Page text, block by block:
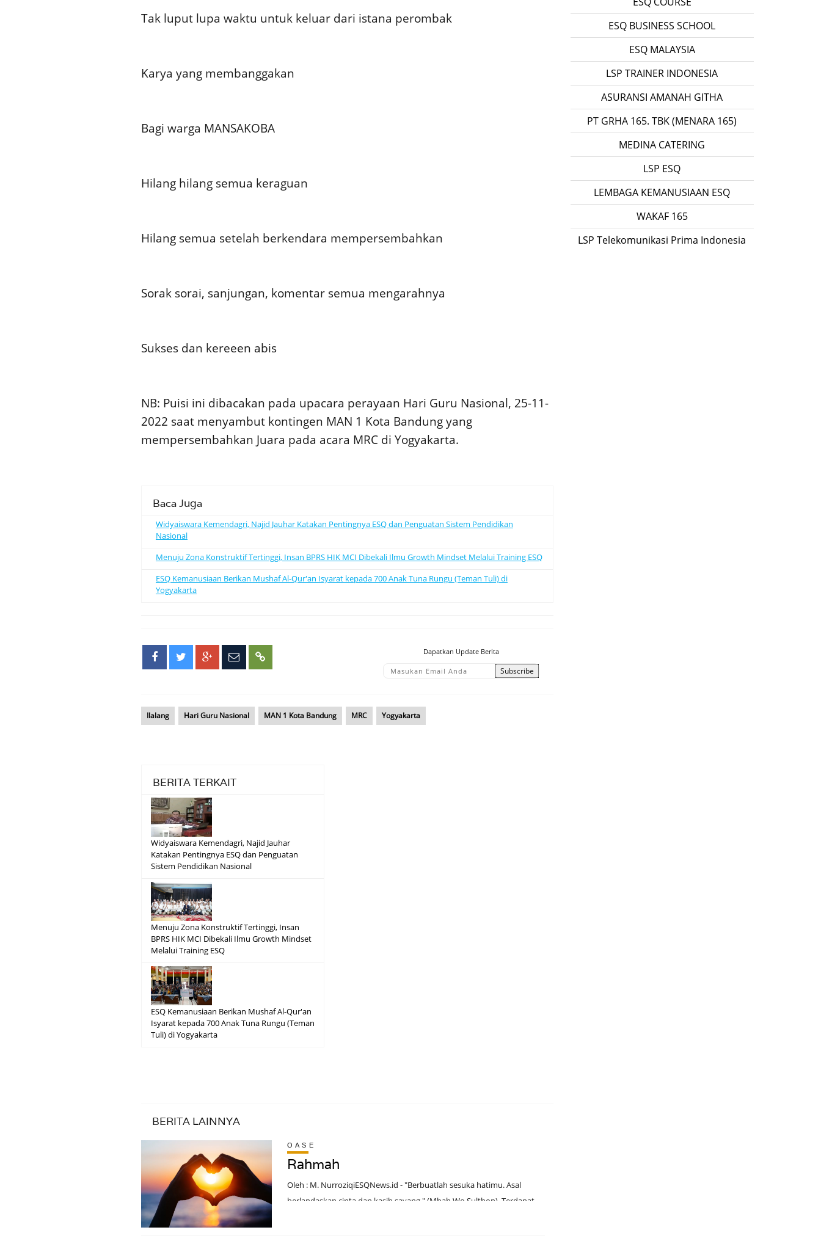
Tak luput lupa waktu untuk keluar dari istana perombak
Karya yang membanggakan
Bagi warga MANSAKOBA
Hilang hilang semua keraguan
Hilang semua setelah berkendara mempersembahkan
Sorak sorai, sanjungan, komentar semua mengarahnya
Sukses dan kereeen abis
NB: Puisi ini dibacakan pada upacara perayaan Hari Guru Nasional, 25-11-
2022 saat menyambut kontingen MAN 1 Kota Bandung yang
mempersembahkan Juara pada acara MRC di Yogyakarta.
Baca Juga
Widyaiswara Kemendagri, Najid Jauhar Katakan Pentingnya ESQ dan Penguatan Sistem Pendidikan
Nasional
Menuju Zona Konstruktif Tertinggi, Insan BPRS HIK MCI Dibekali Ilmu Growth Mindset Melalui Training ESQ
ESQ Kemanusiaan Berikan Mushaf Al-Qur'an Isyarat kepada 700 Anak Tuna Rungu (Teman Tuli) di
Yogyakarta
Dapatkan Update Berita
Ilalang Hari Guru Nasional MAN 1 Kota Bandung MRC Yogyakarta
BERITA TERKAIT
Widyaiswara Kemendagri, Najid Jauhar
Katakan Pentingnya ESQ dan Penguatan
Sistem Pendidikan Nasional
Menuju Zona Konstruktif Tertinggi, Insan
BPRS HIK MCI Dibekali Ilmu Growth Mindset
Melalui Training ESQ
ESQ Kemanusiaan Berikan Mushaf Al-Qur'an
Isyarat kepada 700 Anak Tuna Rungu (Teman
Tuli) di Yogyakarta
BERITA LAINNYA
OASE
Rahmah
Oleh : M. NurroziqiESQNews.id - "Berbuatlah sesuka hatimu. Asal
berlandaskan cinta dan kasih sayang." (Mbah Wo Sulthon). Terdapat
ESQ BUSINESS SCHOOL
ESQ MALAYSIA
LSP TRAINER INDONESIA
ASURANSI AMANAH GITHA
PT GRHA 165. TBK (MENARA 165)
MEDINA CATERING
LSP ESQ
LEMBAGA KEMANUSIAAN ESQ
WAKAF 165
LSP Telekomunikasi Prima Indonesia